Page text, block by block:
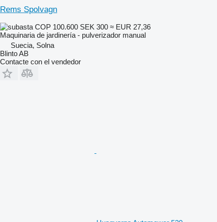
Rems Spolvagn
COP 100.600 SEK 300 ≈ EUR 27,36
Maquinaria de jardinería - pulverizador manual
Suecia, Solna
Blinto AB
Contacte con el vendedor